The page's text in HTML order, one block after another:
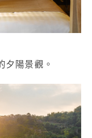
夕陽景觀。